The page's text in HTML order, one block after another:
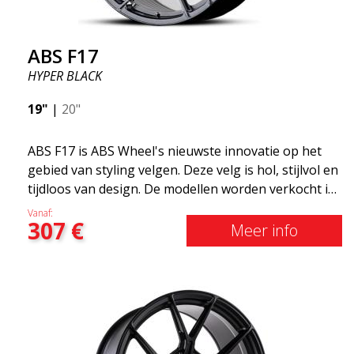
ABS F17
HYPER BLACK
19" | 20"
ABS F17 is ABS Wheel's nieuwste innovatie op het
gebied van styling velgen. Deze velg is hol, stijlvol en
tijdloos van design. De modellen worden verkocht in
verschillende maten, waaronder 19x8.5, 19x9.5 en
20x8.5 &20x10 en 20x11. Hoe breder de velg, hoe
dieper het resultaat dat je krijgt. ABS F17 is een Flow
gewicht en sterker materiaal heeft. U rijdt
comfortabeler dankzijhet onafgeveerde gewicht.
Het is de Gucci van de velgenwereld! 😍
Vanaf:
307€ Meer info